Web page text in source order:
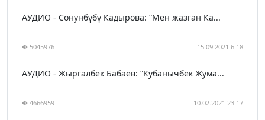
АУДИО - Сонунбүбү Кадырова: “Мен жазган Ка...
5045976 15.09.2021 6:18
АУДИО - Жыргалбек Бабаев: “Кубанычбек Жума...
4666959 10.02.2021 23:17